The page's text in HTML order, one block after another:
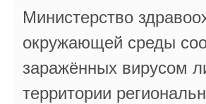
Министерство
окружающей среды
заражённых вирусом
территории